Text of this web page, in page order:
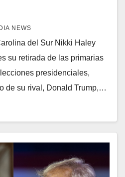
NEWS
del Sur Nikki Haley
su retirada de las primarias
presidenciales,
de su rival, Donald Trump,…